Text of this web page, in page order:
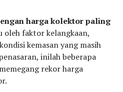
harga kolektor paling
oleh faktor kelangkaan,
kemasan yang masih
inilah beberapa
rekor harga